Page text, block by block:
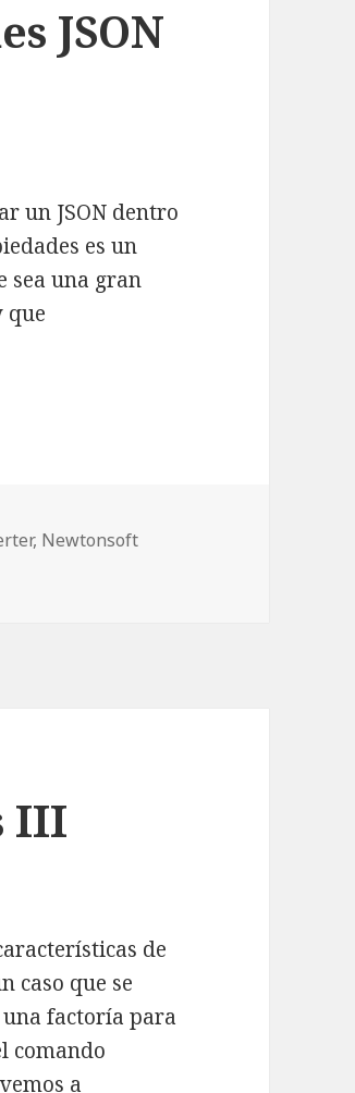
JSON
un JSON dentro
es un
sea una gran
que
de un JSON
, Newtonsoft
III
de
caso que se
una factoría para
comando
a